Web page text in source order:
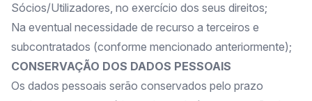
Sócios/Utilizadores, no exercício dos seus direitos;
Na eventual necessidade de recurso a terceiros e
subcontratados (conforme mencionado anteriormente);
CONSERVAÇÃO DOS DADOS PESSOAIS
Os dados pessoais serão conservados pelo prazo